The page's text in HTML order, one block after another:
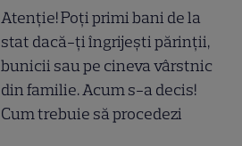
Atenție! Poți primi bani de la
stat dacă-ți îngrijești părinții,
bunicii sau pe cineva vârstnic
din familie. Acum s-a decis!
Cum trebuie să procedezi